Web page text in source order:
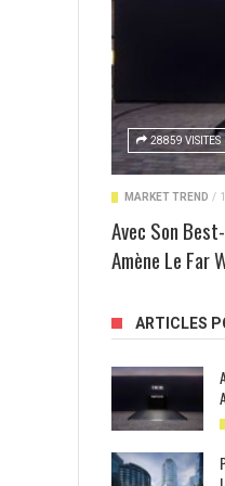
28859 VISITES
MARKET TREND /
Avec Son
Amène Le Far
ARTICLES